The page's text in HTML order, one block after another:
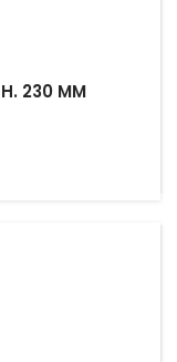
230 MM